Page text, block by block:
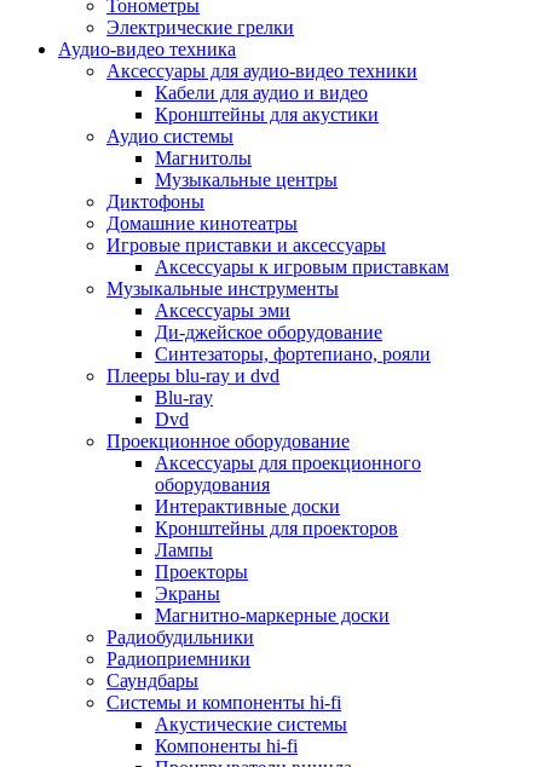
Чехлы и сумки
Другое
Фоторамки
Аксессуары
Для воздухоочистителей и
Для вытяжек
Для климатической техники
Для кофейного оборудования
Для крупной бытовой техники
Для кухонной техники
Для медицинского оборудования
Для микроволновок
Для пылесосов
Для техники по уходу за одеждой
Для техники по уходу за собой
Для фильтров воды
Дополнительные принадлежности
Телевизоры и аксессуары
Телевизоры
Аксессуары для телевизоров
Комплекты спутникового тв
Кронштейны и подставки для тв
Приставки smart box
Прочие аксессуары для тв
Пульты ду
Тв антенны
Цифровые тв ресиверы
Профессиональные панели
Смартфоны и планшеты
Смартфоны
Планшетные устройства
Смарт-часы
Сотовые телефоны
Тонометры
Электрические грелки
Аудио-видео техника
Аксессуары для аудио-видео техники
Кабели для аудио и видео
Кронштейны для акустики
Аудио системы
Магнитолы
Музыкальные центры
Диктофоны
Домашние кинотеатры
Игровые приставки и аксессуары
Аксессуары к игровым приставкам
Музыкальные инструменты
Аксессуары эми
Ди-джейское оборудование
Синтезаторы, фортепиано, рояли
Плееры blu-ray и dvd
Blu-ray
Dvd
Проекционное оборудование
Аксессуары для проекционного
оборудования
Интерактивные доски
Кронштейны для проекторов
Лампы
Проекторы
Экраны
Магнитно-маркерные доски
Радиобудильники
Радиоприемники
Саундбары
Системы и компоненты hi-fi
Акустические системы
Компоненты hi-fi